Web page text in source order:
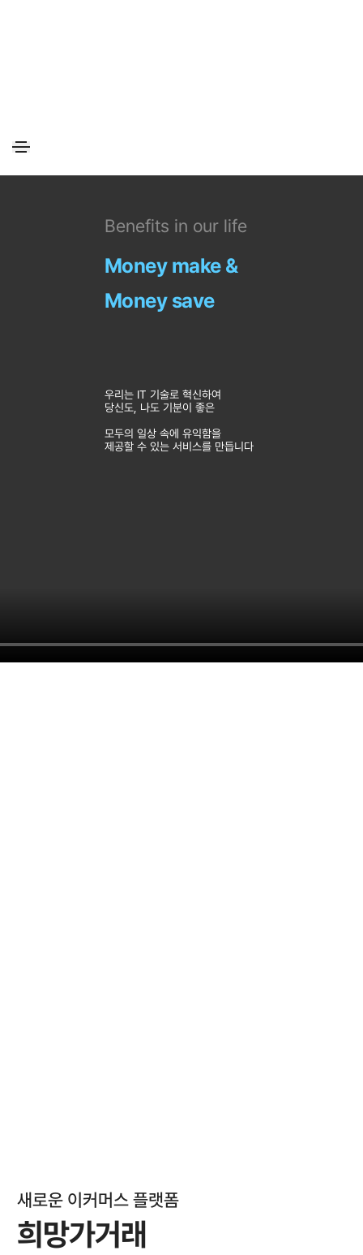
Benefits in our life
Money make &
Money save
우리는 IT 기술로 혁신하여
당신도, 나도 기분이 좋은
모두의 일상 속에 유익함을
제공할 수 있는 서비스를 만듭니다
새로운 이커머스 플랫폼
희망가거래